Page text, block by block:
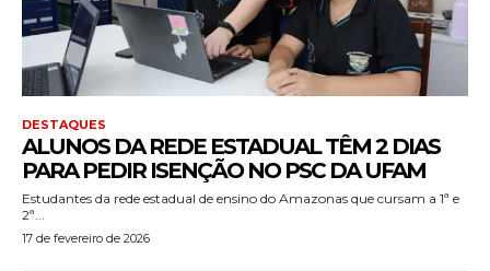
DESTAQUES
ALUNOS DA REDE ESTADUAL TÊM 2 DIAS
PARA PEDIR ISENÇÃO NO PSC DA UFAM
Estudantes da rede estadual de ensino do Amazonas que cursam a 1ª e
2ª...
17 de fevereiro de 2026